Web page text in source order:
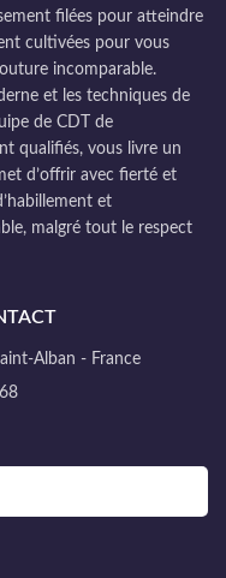
filées pour atteindre
cultivées pour vous
incomparable.
et les techniques de
de CDT de
qualifiés, vous livre un
d’offrir avec fierté et
et
malgré tout le respect
Alban - France